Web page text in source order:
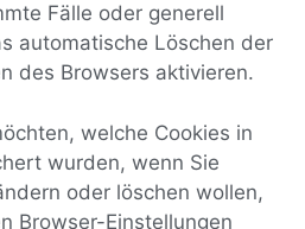
Fälle oder generell
automatische Löschen der
des Browsers aktivieren.
welche Cookies in
wurden, wenn Sie
oder löschen wollen,
Browser-Einstellungen